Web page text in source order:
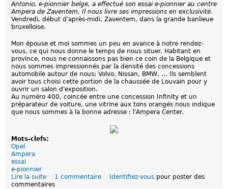
a
i
d
'
O
p
e
l
A
m
p
e
r
2
Antonio, e-pionnier belge, a effectué son essai e-pionnier au centre
Ampera de Zaventem. Il nous livre ses impressions en exclusivité.
Vendredi, début d'après-midi, Zaventem, dans la grande banlieue
bruxelloise.
Mon épouse et moi sommes un peu en avance à notre rendez-
vous, ce qui nous donne le temps de nous situer. Habitant en
province, nous ne connaissons pas bien ce coin de la Belgique et
nous sommes impressionnés par la densité des concessions
automobile autour de nous; Volvo, Nissan, BMW, ... Ils semblent
avoir tous choisi cette portion de la chaussée de Louvain pour y
ouvrir un salon d'exposition.
Au numéro 400, coincée entre une concession Infinity et un
préparateur de voiture, une vitrine aux tons orangés nous indique
que nous sommes à la bonne adresse : l'Ampera Center.
Mots-clefs:
Opel
Ampera
essai
e-pionnier
Lire la suite
e
1 commentaire Identifiez-vous pour poster des
commentaires